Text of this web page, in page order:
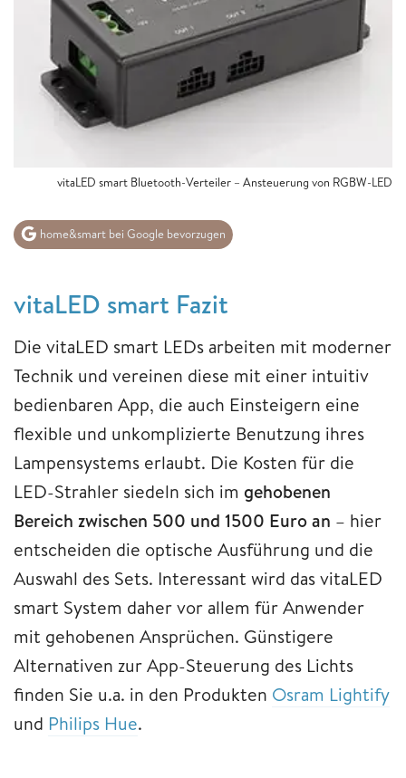
vitaLED smart Bluetooth-Verteiler – Ansteuerung von RGBW-LED
home&smart bei Google bevorzugen
vitaLED smart Fazit
Die vitaLED smart LEDs arbeiten mit moderner
Technik und vereinen diese mit einer intuitiv
bedienbaren App, die auch Einsteigern eine
flexible und unkomplizierte Benutzung ihres
Lampensystems erlaubt. Die Kosten für die
LED-Strahler siedeln sich im gehobenen
Bereich zwischen 500 und 1500 Euro an – hier
entscheiden die optische Ausführung und die
Auswahl des Sets. Interessant wird das vitaLED
smart System daher vor allem für Anwender
mit gehobenen Ansprüchen. Günstigere
Alternativen zur App-Steuerung des Lichts
finden Sie u.a. in den Produkten Osram Lightify
und Philips Hue.